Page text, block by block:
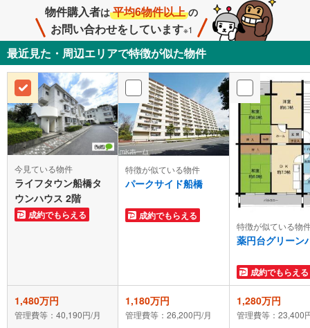
物件購入者は 平均6物件以上 の
お問い合わせをしています※1
最近見た・周辺エリアで特徴が似た物件
今見ている物件
ライフタウン船橋タ
ウンハウス 2階
成約でもらえる
特徴が似ている物件
パークサイド船橋
成約でもらえる
特徴が似ている物
薬円台グリーン
成約でもらえる
1,480万円
管理費等：40,190円/月
1,180万円
管理費等：26,200円/月
1,280万円
管理費等：23,400